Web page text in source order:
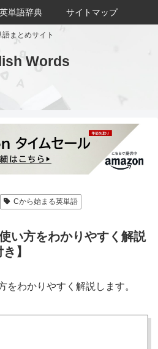
語まとめサイト
Words
英単語辞典 サイトマップ
Cから始まる英単語
い方をわかりやすく解説
】
をわかりやすく解説します。